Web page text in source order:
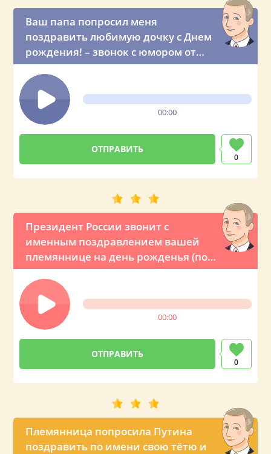
Ваш папа попросил меня
поздравить любимую дочку с Днем
рождения! – звонок с юмором от
президента России
00:00
0
Президент России звонит с
именным поздравлением вашей
племяннице на день рожденья (по
просьбе тёти)
00:00
0
Племянница попросила Путина
поздравить по имени свою тётю и